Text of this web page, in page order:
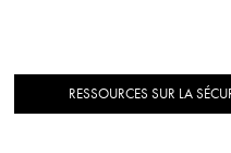
RESSOURCES SUR LA